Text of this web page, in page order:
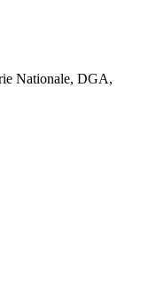
Nationale, DGA,